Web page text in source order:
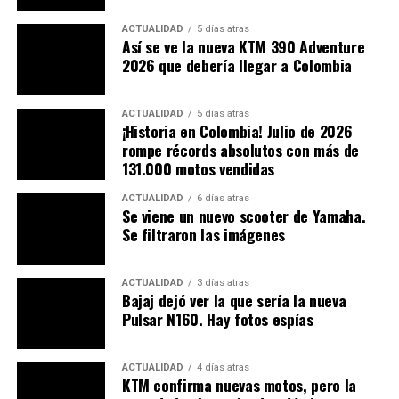
la salida de una chicana pierde tracción en la rueda
trasera a pesar de no estar acelerando, la moto
simplemente despide al piloto.Antes de salir volando
se nota una recuperación de control que evita una
#MotoGPxESPNFabio
#Quartararoy una
aparatosa caída que dejó al
francés bastante dolorido.
Aún así, el piloto de
#Yamahase quedó con el
mejor tiempo en las
combinadas del#BritishGP
ACTUALIDAD 5 días atras
Así se ve la nueva KTM 390 Adventure
2026 que debería llegar a Colombia
ACTUALIDAD 5 días atras
¡Historia en Colombia! Julio de 2026
rompe récords absolutos con más de
131.000 motos vendidas
ACTUALIDAD 6 días atras
Se viene un nuevo scooter de Yamaha.
Se filtraron las imágenes
ACTUALIDAD 3 días atras
Bajaj dejó ver la que sería la nueva
Pulsar N160. Hay fotos espías
ACTUALIDAD 4 días atras
KTM confirma nuevas motos, pero la